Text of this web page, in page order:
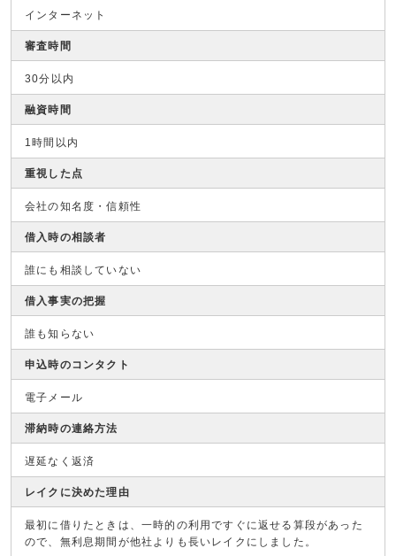
インターネット
審査時間
30分以内
融資時間
1時間以内
重視した点
会社の知名度・信頼性
借入時の相談者
誰にも相談していない
借入事実の把握
誰も知らない
申込時のコンタクト
電子メール
滞納時の連絡方法
遅延なく返済
レイクに決めた理由
最初に借りたときは、一時的の利用ですぐに返せる算段があった
ので、無利息期間が他社よりも長いレイクにしました。